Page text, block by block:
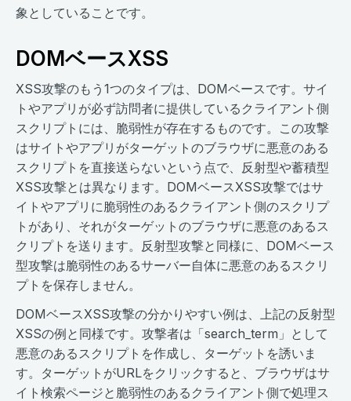
象としていることです。
DOMベースXSS
XSS攻撃のもう1つのタイプは、DOMベースです。サイ
トやアプリが必ず訪問者に提供しているクライアント側
スクリプトには、脆弱性が存在するものです。この攻撃
はサイトやアプリがターゲットのブラウザに悪意のある
スクリプトを直接送らないという点で、反射型や蓄積型
XSS攻撃とは異なります。DOMベースXSS攻撃ではサ
イトやアプリに脆弱性のあるクライアント側のスクリプ
トがあり、それがターゲットのブラウザに悪意のあるス
クリプトを送ります。反射型攻撃と同様に、DOMベース
型攻撃は脆弱性のあるサーバー自体に悪意のあるスクリ
プトを保存しません。
DOMベースXSS攻撃の分かりやすい例は、上記の反射型
XSSの例と同様です。攻撃者は「search_term」として
悪意のあるスクリプトを作成し、ターゲットを誘いま
す。ターゲットがURLをクリックすると、ブラウザはサ
イト検索ページと脆弱性のあるクライアント側で処理ス